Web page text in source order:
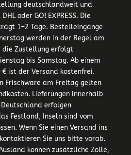
deutschlandweit und
oder GO! EXPRESS. Die
1–2 Tage. Bestelleingänge
werden in der Regel am
die Zustellung erfolgt
bis Samstag. Ab einem
ist der Versand kostenfrei.
Frischware am Freitag gelten
Lieferungen innerhalb
erfolgen
Festland, Inseln sind vom
Wenn Sie einen Versand ins
Sie uns bitte vorab.
können zusätzliche Zölle,